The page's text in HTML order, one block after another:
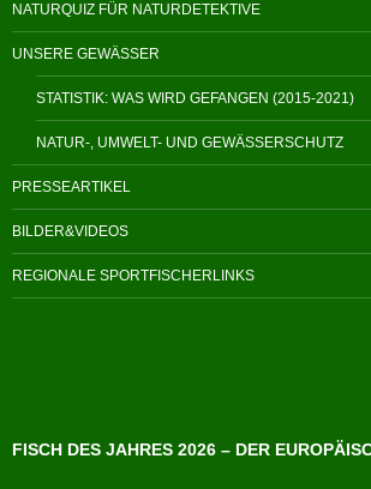
NATURQUIZ FÜR NATURDETEKTIVE
UNSERE GEWÄSSER
STATISTIK: WAS WIRD GEFANGEN (2015-2021)
NATUR-, UMWELT- UND GEWÄSSERSCHUTZ
PRESSEARTIKEL
BILDER&VIDEOS
REGIONALE SPORTFISCHERLINKS
FISCH DES JAHRES 2026 – DER